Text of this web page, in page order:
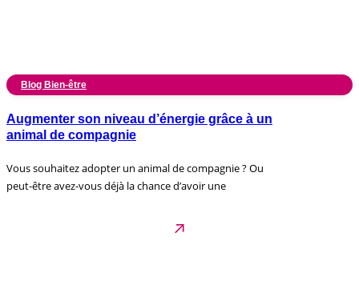
Blog Bien-être
Augmenter son niveau d’énergie grâce à un
animal de compagnie
Vous souhaitez adopter un animal de compagnie ? Ou
peut-être avez-vous déjà la chance d’avoir une